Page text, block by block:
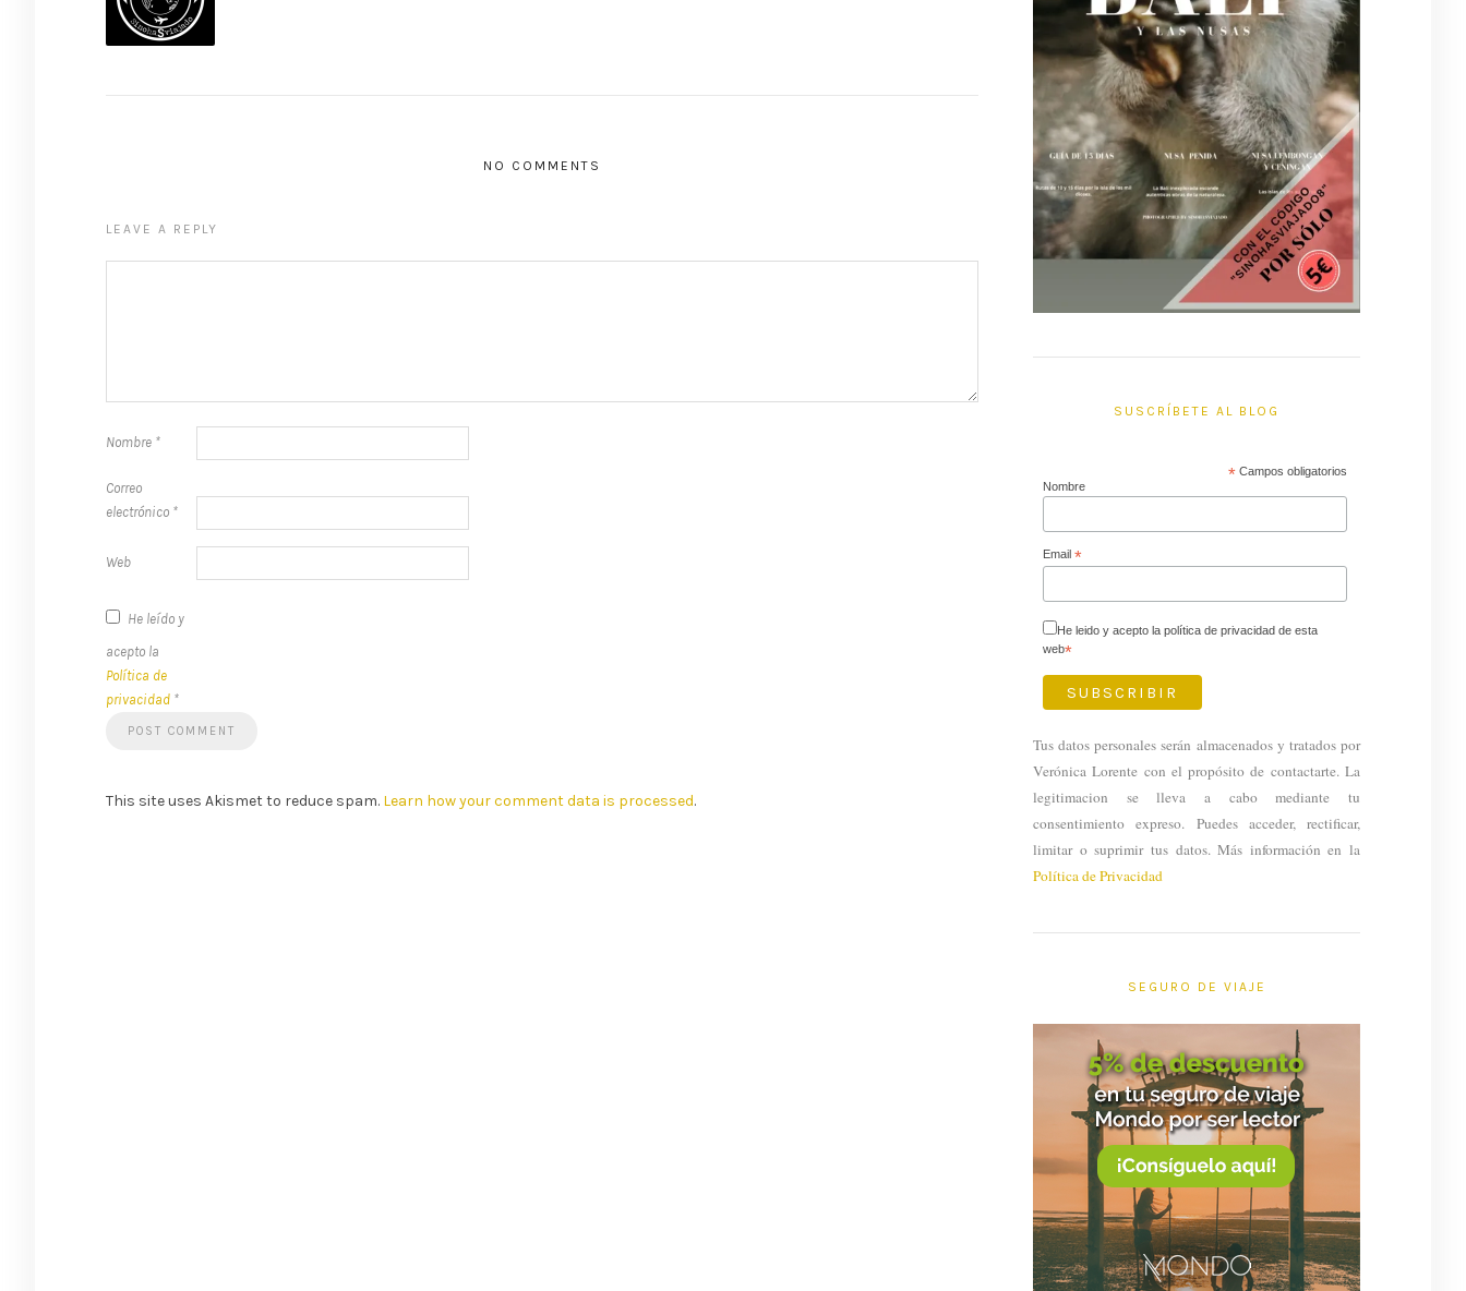
NO COMMENTS
LEAVE A REPLY
Nombre *
Correo
electrónico *
Web
He leído y
acepto la
Política de
privacidad *
This site uses Akismet to reduce spam. Learn how your comment data is processed.
SUSCRÍBETE AL BLOG
* Campos obligatorios
Nombre
Email *
He leido y acepto la política de privacidad de esta
web*
Tus datos personales serán almacenados y tratados por
Verónica Lorente con el propósito de contactarte. La
legitimacion se lleva a cabo mediante tu
consentimiento expreso. Puedes acceder, rectificar,
limitar o suprimir tus datos. Más información en la
Política de Privacidad
SEGURO DE VIAJE